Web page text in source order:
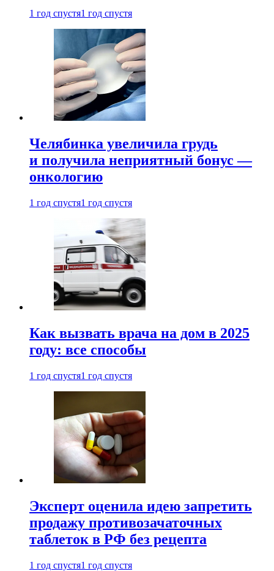
1 год спустя1 год спустя
Челябинка увеличила грудь
и получила неприятный бонус —
онкологию
1 год спустя1 год спустя
Как вызвать врача на дом в 2025
году: все способы
1 год спустя1 год спустя
Эксперт оценила идею запретить
продажу противозачаточных
таблеток в РФ без рецепта
1 год спустя1 год спустя